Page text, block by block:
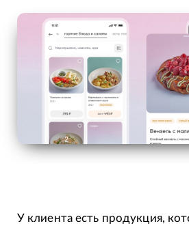
У клиента есть продукция,